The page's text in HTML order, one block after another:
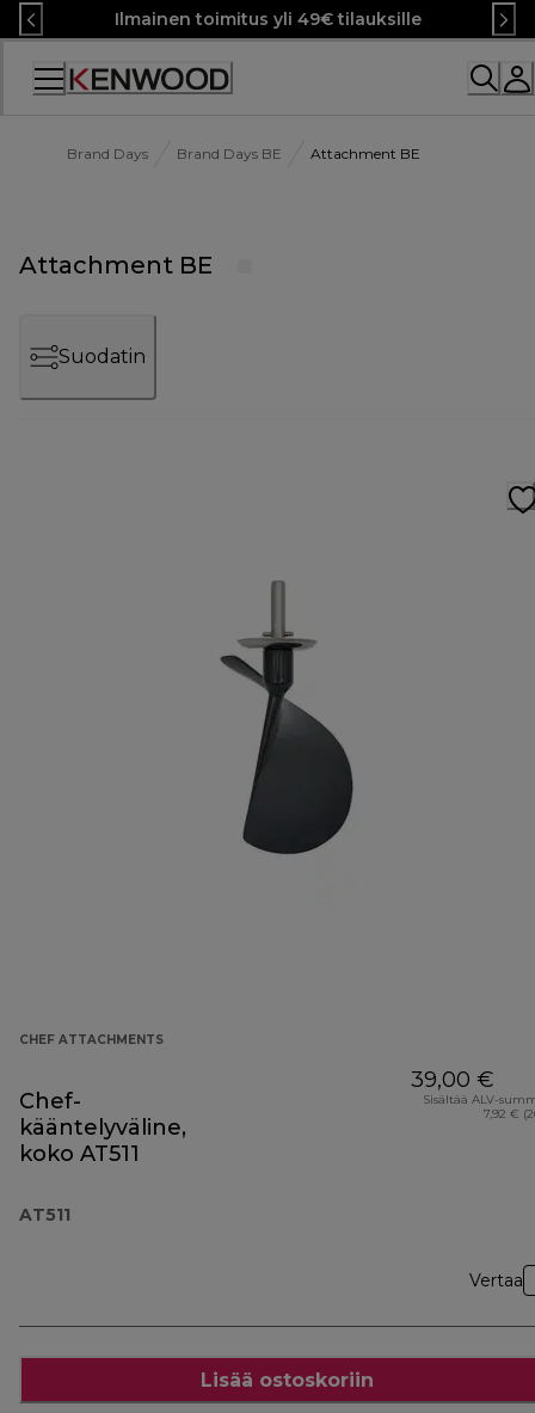
Skip
to
Content
Ilmainen toimitus yli 49€ tilauksille
Brand Days Brand Days BE Attachment BE
Attachment BE
Suodatin
CHEF ATTACHMENTS
Chef-
kääntelyväline,
koko AT511
AT511
39,00 €
Sisältää ALV-
7,92 €
Vertaa
Lisää ostoskoriin